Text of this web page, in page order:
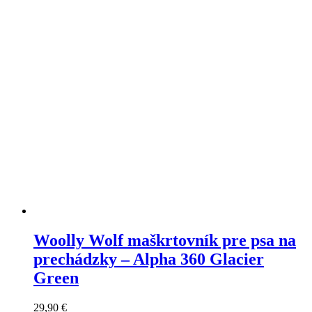
Woolly Wolf maškrtovník pre psa na
prechádzky – Alpha 360 Glacier
Green
29,90 €